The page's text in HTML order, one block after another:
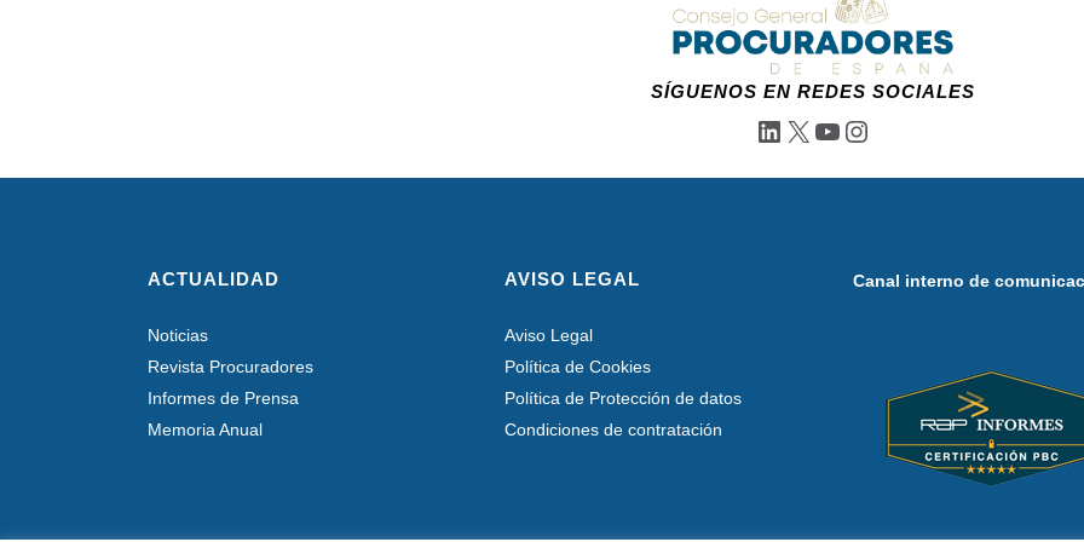
SÍGUENOS EN REDES SOCIALES
LinkedIn
X YouTube
Instagram
ACTUALIDAD
Noticias
Revista Procuradores
Informes de Prensa
Memoria Anual
AVISO LEGAL
Aviso Legal
Política de Cookies
Política de Protección de datos
Condiciones de contratación
Canal interno de